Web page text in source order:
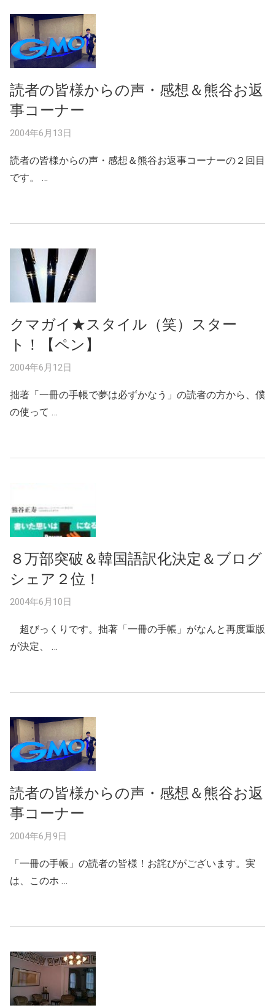
読者の皆様からの声・感想＆熊谷お返
事コーナー
2004年6月13日
読者の皆様からの声・感想＆熊谷お返事コーナーの２回目
です。 …
クマガイ★スタイル（笑）スター
ト！【ペン】
2004年6月12日
拙著「一冊の手帳で夢は必ずかなう」の読者の方から、僕
の使って …
８万部突破＆韓国語訳化決定＆ブログ
シェア２位！
2004年6月10日
超びっくりです。拙著「一冊の手帳」がなんと再度重版
が決定、 …
読者の皆様からの声・感想＆熊谷お返
事コーナー
2004年6月9日
「一冊の手帳」の読者の皆様！お詫びがございます。実
は、このホ …